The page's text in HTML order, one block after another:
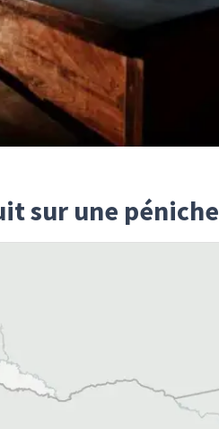
sur une péniche